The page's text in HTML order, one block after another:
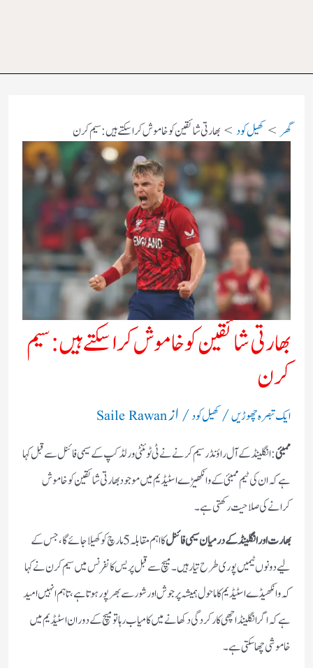
گھر کھیل کود بھارتی شائقین کو خاموش کرا سکتے ہیں: سیم کرن
بھارتی شائقین کو خاموش کرا سکتے ہیں: سیم
کرن
ایک تبصرہ چھوڑیں/کھیل کود/ ازSaile Rawan
ممبئی: انگلینڈ کے آل راؤنڈر سیم کرنے نے ٹی ٹوئنٹی ورلڈ کپ کے سیمی فائنل سے قبل کہا
ہے کہ ان کی ٹیم ممبئی کے وانکھیڑے اسٹیڈیم میں موجود بھارتی شائقین کو خاموش
کرانے کی صلاحیت رکھتی ہے۔
بھارت اور انگلینڈ کے درمیان سیمی فائنل
کا اہم مقابلہ 5 مارچ کو کھیلا جائے گا، جس کے
لیے دونوں ٹیمیں پوری طرح تیار ہیں۔ میچ سے قبل پریس کانفرنس میں سیم کرن نے کہا
کہ وانکھیڈے اسٹیڈیم کا ماحول ہمیشہ پرجوش اور شور سے بھرپور ہوتا ہے، تاہم انہیں امید
ہے کہ اگر انگلینڈ اچھی کارکردگی دکھانے میں کامیاب رہا تو میچ کے دوران اسٹیڈیم میں
خاموشی چھا سکتی ہے۔